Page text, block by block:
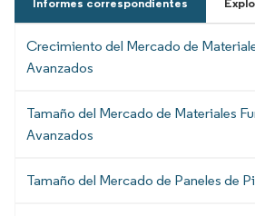
Informes correspondientes
Crecimiento del Mercado de
Avanzados
Tamaño del Mercado de Materiales
Avanzados
Tamaño del Mercado de Paneles de